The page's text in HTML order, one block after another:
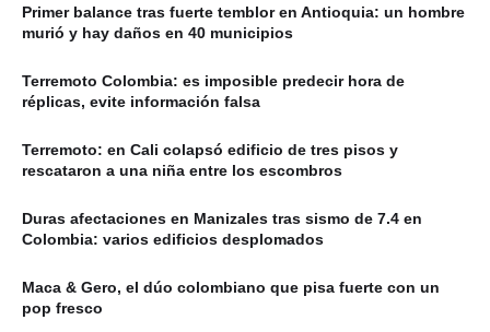
Primer balance tras fuerte temblor en Antioquia: un hombre
murió y hay daños en 40 municipios
Terremoto Colombia: es imposible predecir hora de
réplicas, evite información falsa
Terremoto: en Cali colapsó edificio de tres pisos y
rescataron a una niña entre los escombros
Duras afectaciones en Manizales tras sismo de 7.4 en
Colombia: varios edificios desplomados
Maca & Gero, el dúo colombiano que pisa fuerte con un
pop fresco